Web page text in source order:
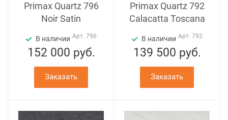
Primax Quartz 796
Noir Satin
В наличии Арт. 796
152 000 руб.
Заказать
Primax Quartz 792
Calacatta Toscana
В наличии Арт. 792
139 500 руб.
Заказать